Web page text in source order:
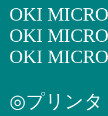
OKI
OKI
OKI
◎プリンタ